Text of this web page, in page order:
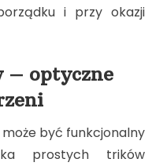
i przy okazji
– optyczne
być funkcjonalny
prostych trików